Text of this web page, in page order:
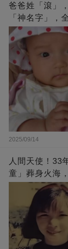
爸爸姓「滾」
「神名字」，
2025/09/14
人間天使！33
童」葬身火海
崩：真正的英